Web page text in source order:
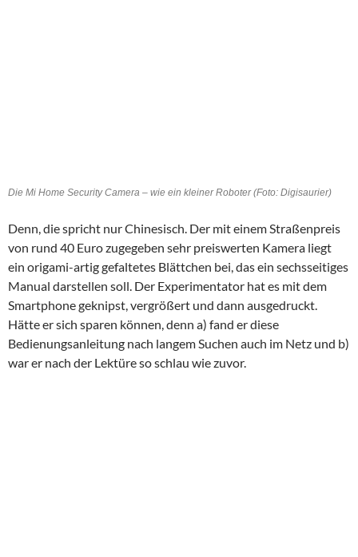
Die Mi Home Security Camera – wie ein kleiner Roboter (Foto: Digisaurier)
Denn, die spricht nur Chinesisch. Der mit einem Straßenpreis
von rund 40 Euro zugegeben sehr preiswerten Kamera liegt
ein origami-artig gefaltetes Blättchen bei, das ein sechsseitiges
Manual darstellen soll. Der Experimentator hat es mit dem
Smartphone geknipst, vergrößert und dann ausgedruckt.
Hätte er sich sparen können, denn a) fand er diese
Bedienungsanleitung nach langem Suchen auch im Netz und b)
war er nach der Lektüre so schlau wie zuvor.